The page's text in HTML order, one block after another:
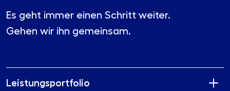
Es geht immer einen Schritt weiter.
Gehen wir ihn gemeinsam.
Leistungsportfolio